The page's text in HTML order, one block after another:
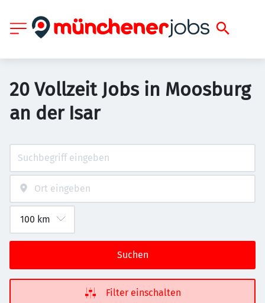
20 Vollzeit Jobs in Moosburg
an der Isar
Suchen
Filter einschalten